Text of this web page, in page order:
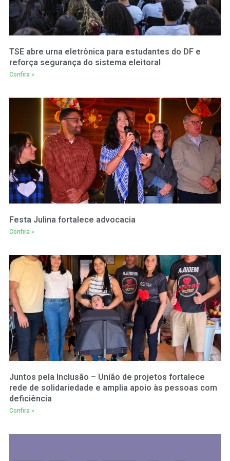
TSE abre urna eletrônica para estudantes do DF e
reforça segurança do sistema eleitoral
Confira »
Festa Julina fortalece advocacia
Confira »
Juntos pela Inclusão – União de projetos fortalece
rede de solidariedade e amplia apoio às pessoas com
deficiência
Confira »